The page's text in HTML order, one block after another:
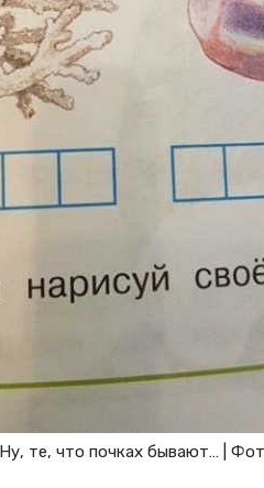
те, что почках бывают… |